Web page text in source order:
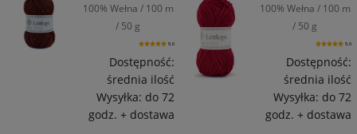
100% Wełna / 100 m
/ 50 g
5.0
Dostępność:
średnia ilość
Wysyłka: do 72
godz. + dostawa
100% Wełna / 100 m
/ 50 g
5.0
Dostępność:
średnia ilość
Wysyłka: do 72
godz. + dostawa